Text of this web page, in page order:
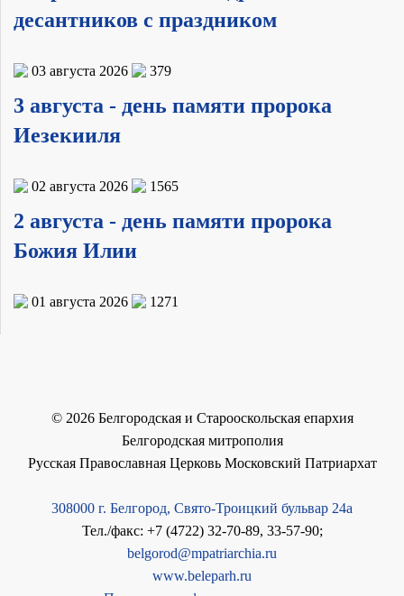
десантников с праздником
03 августа 2026 379
3 августа - день памяти пророка
Иезекииля
02 августа 2026 1565
2 августа - день памяти пророка
Божия Илии
01 августа 2026 1271
© 2026Белгородская и Старооскольская епархия
Белгородская митрополия
Русская Православная Церковь Московский Патриархат
308000 г. Белгород, Свято-Троицкий бульвар 24а
Тел./факс: +7 (4722) 32-70-89, 33-57-90;
belgorod@mpatriarchia.ru
www.beleparh.ru